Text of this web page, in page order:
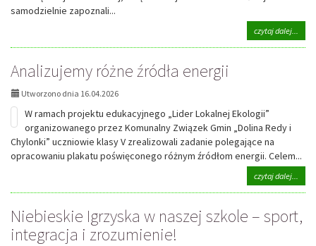
samodzielnie zapoznali...
czytaj dalej...
Analizujemy różne źródła energii
Utworzono dnia 16.04.2026
W ramach projektu edukacyjnego „Lider Lokalnej Ekologii”
organizowanego przez Komunalny Związek Gmin „Dolina Redy i
Chylonki” uczniowie klasy V zrealizowali zadanie polegające na
opracowaniu plakatu poświęconego różnym źródłom energii. Celem...
czytaj dalej...
różne
Niebieskie Igrzyska w naszej szkole – sport,
integracja i zrozumienie!